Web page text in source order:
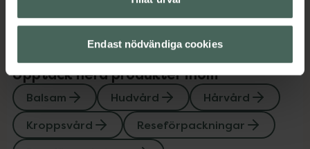
Endast nödvändiga cookies
Upptäck flera produkter inom
Balsam Hudvård
Hårvård
Kroppsvård
Reseförpackningar